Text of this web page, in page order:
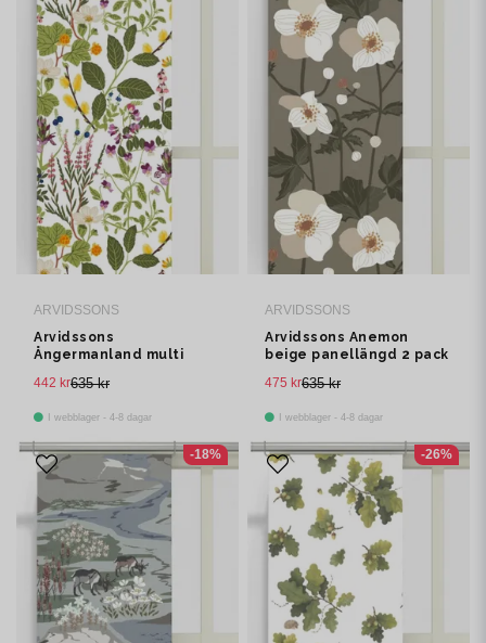
ARVIDSSONS
Arvidssons
Ångermanland multi
635 kr
442 kr
I webblager - 4-8 dagar
ARVIDSSONS
Arvidssons Anemon
beige panellängd 2 pack
635 kr
475 kr
I webblager - 4-8 dagar
-18% -26%